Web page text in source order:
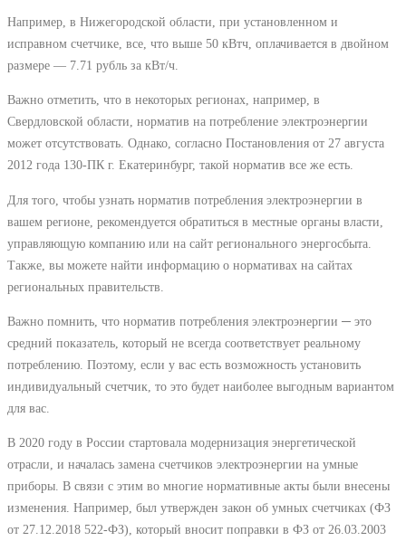
Например, в Нижегородской области, при установленном и
исправном счетчике, все, что выше 50 кВтч, оплачивается в двойном
размере ― 7.71 рубль за кВт/ч.
Важно отметить, что в некоторых регионах, например, в
Свердловской области, норматив на потребление электроэнергии
может отсутствовать. Однако, согласно Постановления от 27 августа
2012 года 130-ПК г. Екатеринбург, такой норматив все же есть.
Для того, чтобы узнать норматив потребления электроэнергии в
вашем регионе, рекомендуется обратиться в местные органы власти,
управляющую компанию или на сайт регионального энергосбыта.
Также, вы можете найти информацию о нормативах на сайтах
региональных правительств.
Важно помнить, что норматив потребления электроэнергии ─ это
средний показатель, который не всегда соответствует реальному
потреблению. Поэтому, если у вас есть возможность установить
индивидуальный счетчик, то это будет наиболее выгодным вариантом
для вас.
В 2020 году в России стартовала модернизация энергетической
отрасли, и началась замена счетчиков электроэнергии на умные
приборы. В связи с этим во многие нормативные акты были внесены
изменения. Например, был утвержден закон об умных счетчиках (ФЗ
от 27.12.2018 522-ФЗ), который вносит поправки в ФЗ от 26.03.2003